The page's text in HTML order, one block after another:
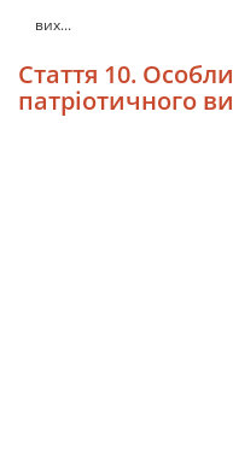
вих...
Стаття 10.
патріотичного